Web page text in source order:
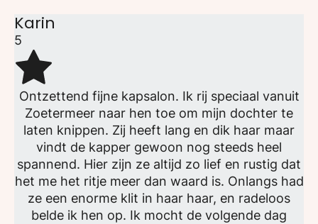
Karin
5
Ontzettend fijne kapsalon. Ik rij speciaal vanuit
Zoetermeer naar hen toe om mijn dochter te
laten knippen. Zij heeft lang en dik haar maar
vindt de kapper gewoon nog steeds heel
spannend. Hier zijn ze altijd zo lief en rustig dat
het me het ritje meer dan waard is. Onlangs had
ze een enorme klit in haar haar, en radeloos
belde ik hen op. Ik mocht de volgende dag